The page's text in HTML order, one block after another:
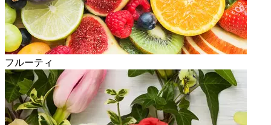
フルーティ